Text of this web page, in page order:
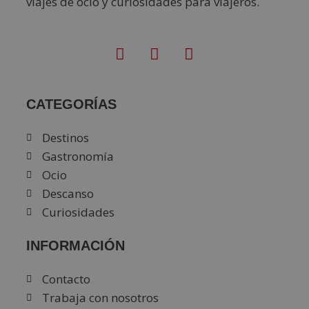
CATEGORÍAS
Destinos
Gastronomía
Ocio
Descanso
Curiosidades
INFORMACIÓN
Contacto
Trabaja con nosotros